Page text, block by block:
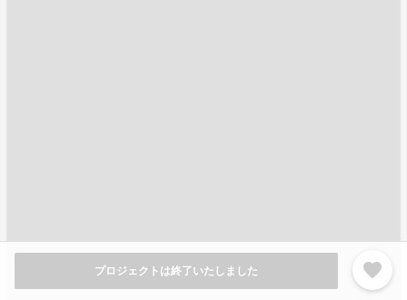
プロジェクトは終了いたしました favorite